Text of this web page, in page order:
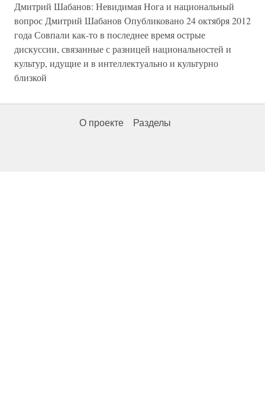
Дмитрий Шабанов: Невидимая Нога и национальный
вопрос Дмитрий Шабанов Опубликовано 24 октября 2012
года Совпали как-то в последнее время острые
дискуссии, связанные с разницей национальностей и
культур, идущие и в интеллектуально и культурно
близкой
О проекте Разделы